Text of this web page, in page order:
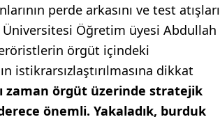
perde arkasını ve test atışları
Öğretim üyesi Abdullah
örgüt içindeki
istikrarsızlaştırılmasına dikkat
zaman örgüt üzerinde stratejik
önemli. Yakaladık, burduk